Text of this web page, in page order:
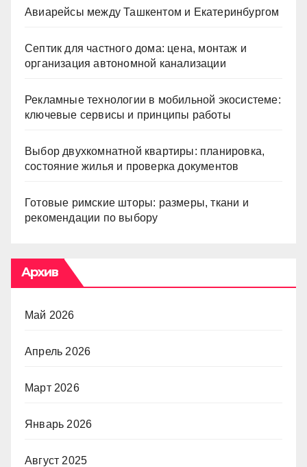
Авиарейсы между Ташкентом и Екатеринбургом
Септик для частного дома: цена, монтаж и
организация автономной канализации
Рекламные технологии в мобильной экосистеме:
ключевые сервисы и принципы работы
Выбор двухкомнатной квартиры: планировка,
состояние жилья и проверка документов
Готовые римские шторы: размеры, ткани и
рекомендации по выбору
Архив
Май 2026
Апрель 2026
Март 2026
Январь 2026
Август 2025